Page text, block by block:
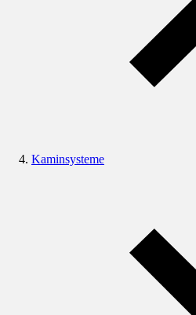
Kaminsysteme